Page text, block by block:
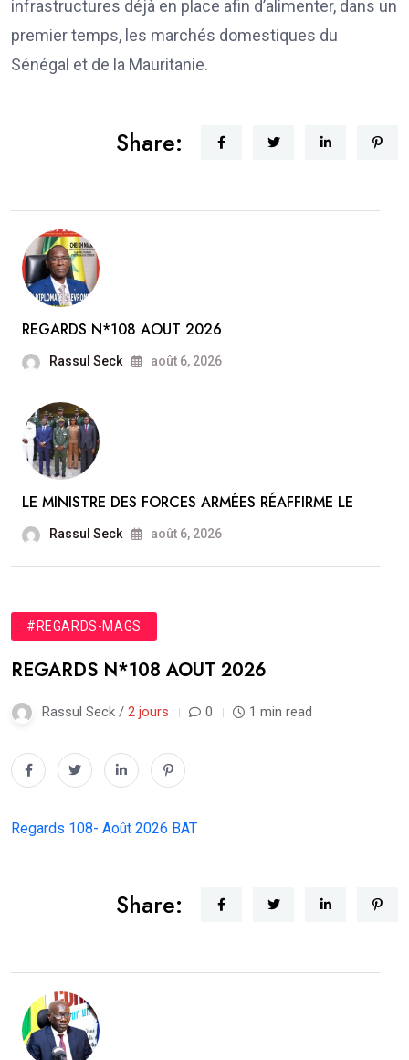
infrastructures déjà en place afin d’alimenter, dans un
premier temps, les marchés domestiques du
Sénégal et de la Mauritanie.
Share:
REGARDS N*108 AOUT 2026
Rassul Seck août 6, 2026
LE MINISTRE DES FORCES ARMÉES RÉAFFIRME LE
Rassul Seck août 6, 2026
#REGARDS-MAGS
REGARDS N*108 AOUT 2026
Rassul Seck / 2 jours 0 1 min read
Regards 108- Août 2026 BAT
Share: